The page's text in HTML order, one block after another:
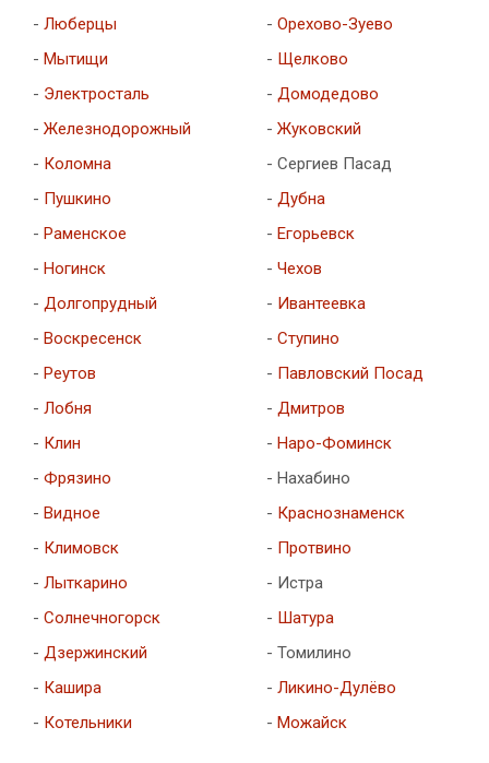
- Люберцы
- Мытищи
- Электросталь
- Железнодорожный
- Коломна
- Орехово-Зуево
- Щелково
- Домодедово
- Жуковский
- Сергиев Пасад
- Пушкино
- Раменское
- Ногинск
- Долгопрудный
- Воскресенск
- Реутов
- Лобня
- Клин
- Дубна
- Егорьевск
- Чехов
- Ивантеевка
- Ступино
- Павловский Посад
- Дмитров
- Наро-Фоминск
- Фрязино
- Видное
- Климовск
- Лыткарино
- Солнечногорск
- Дзержинский
- Кашира
- Котельники
- Нахабино
- Краснознаменск
- Протвино
- Истра
- Шатура
- Томилино
- Ликино-Дулёво
- Можайск